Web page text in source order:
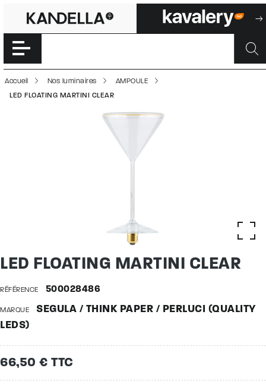
LED FLOATING
Accéder directement au contenu de la page
Accueil Nos luminaires
AMPOULE
LED FLOATING MARTINI CLEAR
LED FLOATING MARTINI CLEAR
RÉFÉRENCE 500028486
MARQUE
SEGULA / THINK PAPER / PERLUCI (QUALITY
LEDS)
66,50 € TTC